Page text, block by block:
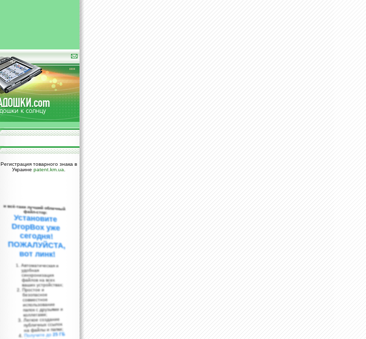
Регистрация товарного знака в
Украине patent.km.ua
и всё-таки лучший облачный
файл-стор:
Установите
DropBox уже
сегодня!
ПОЖАЛУЙСТА,
вот линк!
Автоматическая и
удобная
синхронизация
файлов на всех
ваших устройствах;
Простое и
безопасное
совместное
использование
папок с друзьями и
коллегами;
Легкое создание
публичных ссылок
на файлы и папки;
Получите до25 ГБ